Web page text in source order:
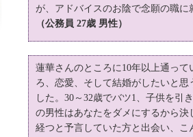
が、アドバイスのお陰で念願の職に
（公務員 27歳 男性）
蓮華さんのところに10年以上通っ
ろ、恋愛、そして結婚がしたいと
した。30～32歳でバツ1、子供を引
の男性はあなたをダメにするから決
経つと予言していた方と出会い、